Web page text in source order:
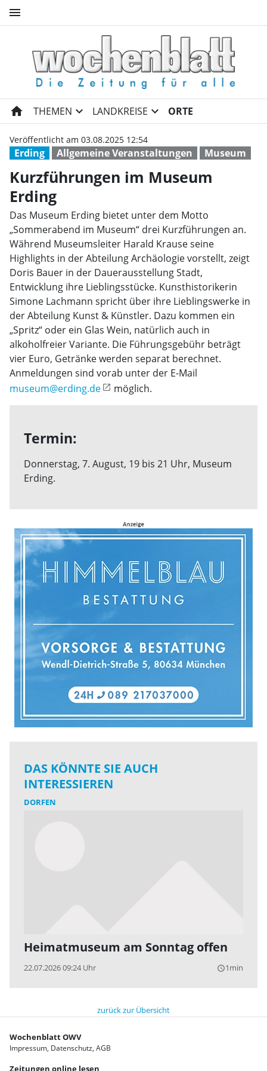
menu
Kurzführungen im Museum
home THEMEN expand_more LANDKREISE expand_more ORTE
Erding Allgemeine Veranstaltungen Museum
Veröffentlicht am 03.08.2025 12:54
Kurzführungen im Museum
Erding
Das Museum Erding bietet unter dem Motto
„Sommerabend im Museum“ drei Kurzführungen an.
Während Museumsleiter Harald Krause seine
Highlights in der Abteilung Archäologie vorstellt, zeigt
Doris Bauer in der Dauerausstellung Stadt,
Entwicklung ihre Lieblingsstücke. Kunsthistorikerin
Simone Lachmann spricht über ihre Lieblingswerke in
der Abteilung Kunst & Künstler. Dazu kommen ein
„Spritz“ oder ein Glas Wein, natürlich auch in
alkoholfreier Variante. Die Führungsgebühr beträgt
vier Euro, Getränke werden separat berechnet.
Anmeldungen sind vorab unter der E-Mail
museum@erding.de
möglich.
Termin:
Donnerstag, 7. August, 19 bis 21 Uhr, Museum
Erding.
DAS KÖNNTE SIE AUCH
INTERESSIEREN
DORFEN
Heimatmuseum am Sonntag offen
22.07.2026 09:24 Uhr query_builder1min
zurück zur Übersicht
Wochenblatt OWV
Impressum Datenschutz AGB
Zeitungen online lesen